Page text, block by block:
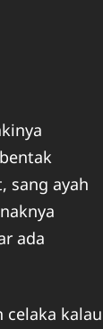
sang ayah
ada
celaka kalau